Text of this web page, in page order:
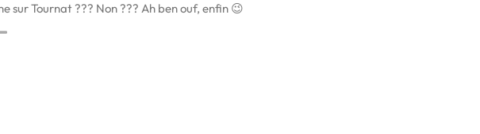
sur Tournat ??? Non ??? Ah ben ouf, enfin 😉